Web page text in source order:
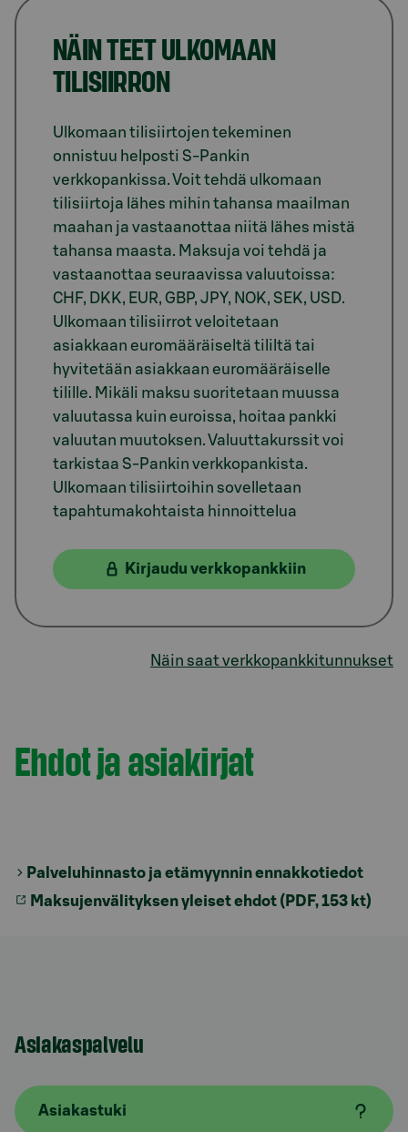
NÄIN TEET ULKOMAAN
TILISIIRRON
Ulkomaan tilisiirtojen tekeminen
onnistuu helposti S-Pankin
verkkopankissa. Voit tehdä ulkomaan
tilisiirtoja lähes mihin tahansa maailman
maahan ja vastaanottaa niitä lähes mistä
tahansa maasta. Maksuja voi tehdä ja
vastaanottaa seuraavissa valuutoissa:
CHF, DKK, EUR, GBP, JPY, NOK, SEK, USD.
Ulkomaan tilisiirrot veloitetaan
asiakkaan euromääräiseltä tililtä tai
hyvitetään asiakkaan euromääräiselle
tilille. Mikäli maksu suoritetaan muussa
valuutassa kuin euroissa, hoitaa pankki
valuutan muutoksen. Valuuttakurssit voi
tarkistaa S-Pankin verkkopankista.
Ulkomaan tilisiirtoihin sovelletaan
tapahtumakohtaista hinnoittelua
Kirjaudu verkkopankkiin
Näin saat verkkopankkitunnukset
Ehdot ja asiakirjat
Palveluhinnasto ja etämyynnin ennakkotiedot
Maksujenvälityksen yleiset ehdot (PDF, 153 kt)
Asiakaspalvelu
Asiakastuki